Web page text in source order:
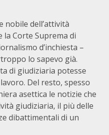
nobile dell’attività
la Corte Suprema di
d’inchiesta –
lo sapevo già.
di giudiziaria potesse
Del resto, spesso
asettica le notizie che
giudiziaria, il più delle
dibattimentali di un